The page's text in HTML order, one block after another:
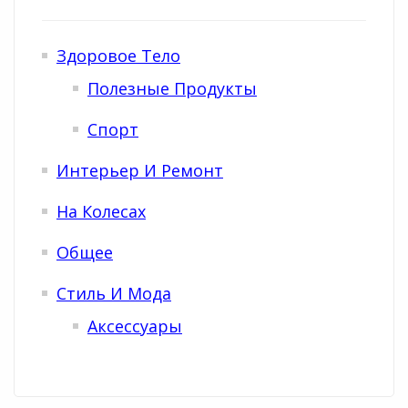
Здоровое Тело
Полезные Продукты
Спорт
Интерьер И Ремонт
На Колесах
Общее
Стиль И Мода
Аксессуары